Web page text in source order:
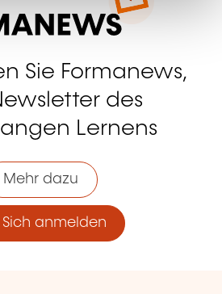
Sie Formanews,
des
Lernens
Mehr dazu
anmelden